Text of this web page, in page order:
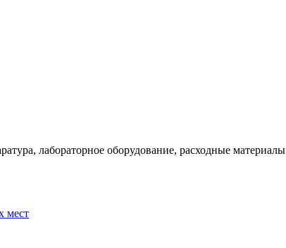
лабораторное оборудование, расходные материалы
мест